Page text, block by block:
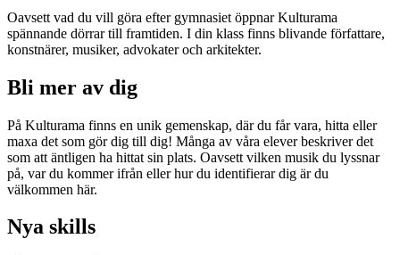
Oavsett vad du vill göra efter gymnasiet öppnar Kulturama
spännande dörrar till framtiden. I din klass finns blivande författare,
konstnärer, musiker, advokater och arkitekter.
Bli mer av dig
På Kulturama finns en unik gemenskap, där du får vara, hitta eller
maxa det som gör dig till dig! Många av våra elever beskriver det
som att äntligen ha hittat sin plats. Oavsett vilken musik du lyssnar
på, var du kommer ifrån eller hur du identifierar dig är du
välkommen här.
Nya skills